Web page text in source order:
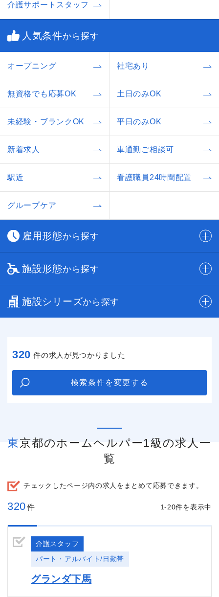
介護サポートスタッフ
人気条件から探す
オープニング 社宅あり
無資格でも応募OK 土日のみOK
未経験・ブランクOK 平日のみOK
新着求人 車通勤ご相談可
駅近 看護職員24時間配置
グループケア
雇用形態から探す
施設形態から探す
施設シリーズから探す
320 件の求人が見つかりました
検索条件を変更する
東京都のホームヘルパー1級の求人一
覧
チェックしたページ内の求人をまとめて応募できます。
320件 1-20件を表示中
介護スタッフ
パート・アルバイト/日勤帯
グランダ下馬